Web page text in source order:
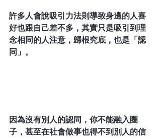
許多人會說吸引力法則導致身邊的人喜
好也跟自己差不多，其實只是吸引到理
念相同的人注意，歸根究底，也是「認
同」。
因為沒有別人的認同，你不能融入圈
子，甚至在社會做事也得不到別人的信